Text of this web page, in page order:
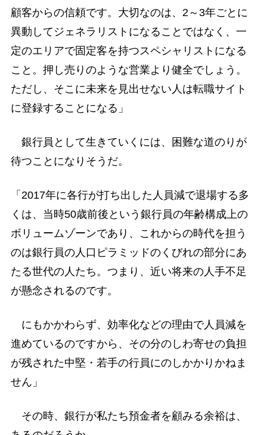
顧客からの信頼です。大切なのは、2～3年ごとに
異動してジェネラリストになることではなく、一
定のエリアで固定客を持つスペシャリストになる
こと。押し売りのような営業より健全でしょう。
ただし、そこに未来を見出せない人は転職サイト
に登録することになる」
銀行員として生きていくには、困難な道のりが
待つことになりそうだ。
「2017年に各行が打ち出した人員減で退場する多
くは、当時50歳前後という銀行員の年齢構成上の
ボリュームゾーンであり、これからの時代を担う
のは銀行員の人口ピラミッドのくびれの部分にあ
たる世代の人たち。つまり、近い将来の人手不足
が懸念されるのです。
にもかかわらず、効率化などの理由で人員減を
進めているのですから、その分のしわ寄せの負担
が残された中堅・若手の行員にのしかかりかねま
せん」
その時、銀行が私たち預金者を顧みる余裕は、